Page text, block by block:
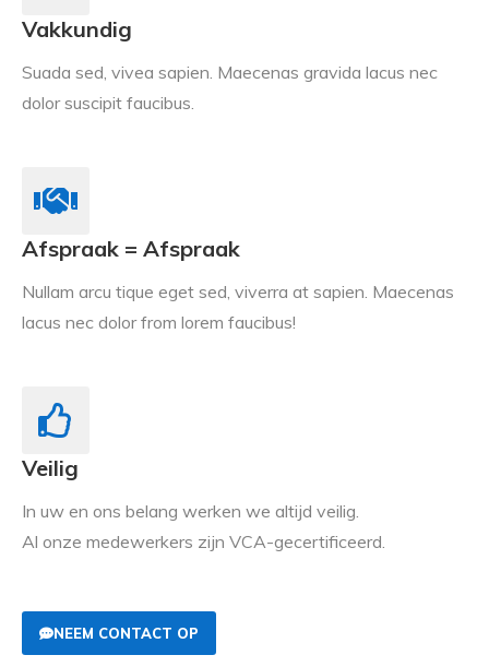
Vakkundig
Suada sed, vivea sapien. Maecenas gravida lacus nec
dolor suscipit faucibus.
Afspraak = Afspraak
Nullam arcu tique eget sed, viverra at sapien. Maecenas
lacus nec dolor from lorem faucibus!
Veilig
In uw en ons belang werken we altijd veilig.
Al onze medewerkers zijn VCA-gecertificeerd.
NEEM CONTACT OP